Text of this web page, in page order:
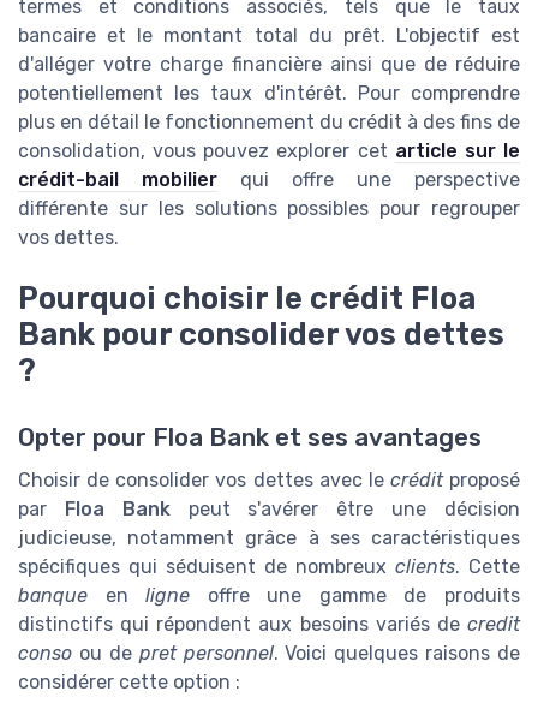
termes et conditions associés, tels que le taux
bancaire et le montant total du prêt. L'objectif est
d'alléger votre charge financière ainsi que de réduire
potentiellement les taux d'intérêt. Pour comprendre
plus en détail le fonctionnement du crédit à des fins de
consolidation, vous pouvez explorer cet article sur le
crédit-bail mobilier qui offre une perspective
différente sur les solutions possibles pour regrouper
vos dettes.
Pourquoi choisir le crédit Floa
Bank pour consolider vos dettes
?
Opter pour Floa Bank et ses avantages
Choisir de consolider vos dettes avec le créditproposé
par Floa Bankpeut s'avérer être une décision
judicieuse, notamment grâce à ses caractéristiques
spécifiques qui séduisent de nombreux clients. Cette
banque enligne offre une gamme de produits
distinctifs qui répondent aux besoins variés de credit
conso ou de pret personnel. Voici quelques raisons de
considérer cette option :